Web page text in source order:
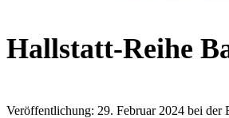
Hallstatt-Reihe
Veröffentlichung: 29. Februar 2024 bei der